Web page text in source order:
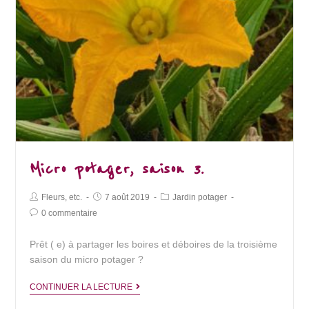
Micro potager, saison 3.
Post
Author:
Fleurs, etc.
Post7 août 2019
PostJardin potager
Post0 commentaire
Prêt ( e) à partager les boires et déboires de la troisième
saison du micro potager ?
CONTINUER LA LECTURE
Micro